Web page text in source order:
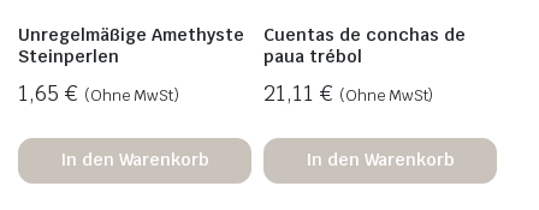
Unregelmäßige Amethyste
Steinperlen
1,65 € (Ohne MwSt)
In den Warenkorb
Cuentas de conchas de
paua trébol
21,11 € (Ohne MwSt)
In den Warenkorb